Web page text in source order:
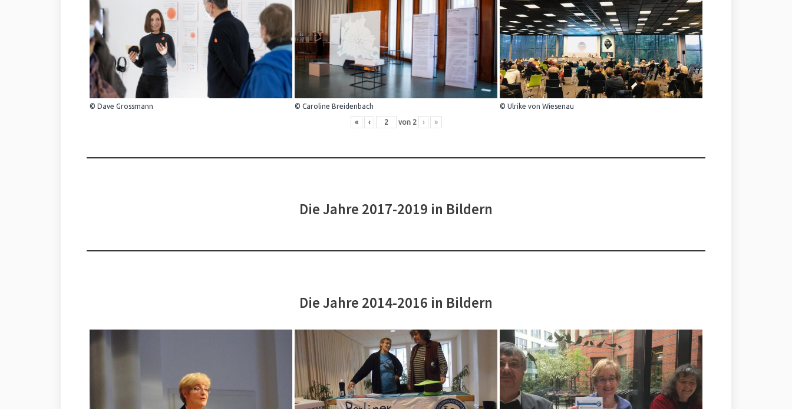
© Dave Grossmann © Caroline Breidenbach © Ulrike von Wiesenau
« ‹ von 2 › »
Die Jahre 2017-2019 in Bildern
Die Jahre 2014-2016 in Bildern